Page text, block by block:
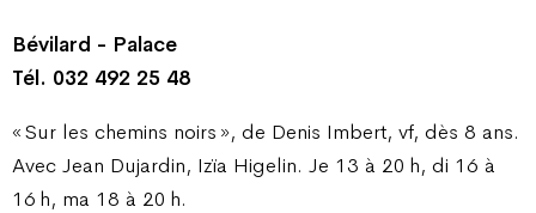
Bévilard - Palace
Tél. 032 492 25 48
« Sur les chemins noirs », de Denis Imbert, vf, dès 8 ans.
Avec Jean Dujardin, Izïa Higelin. Je 13 à 20 h, di 16 à
16 h, ma 18 à 20 h.